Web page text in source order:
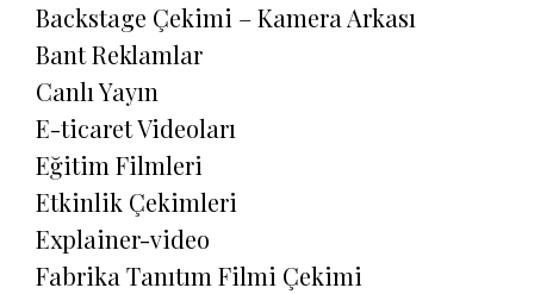
Backstage Çekimi – Kamera Arkası
Bant Reklamlar
Canlı Yayın
E-ticaret Videoları
Eğitim Filmleri
Etkinlik Çekimleri
Explainer-video
Fabrika Tanıtım Filmi Çekimi